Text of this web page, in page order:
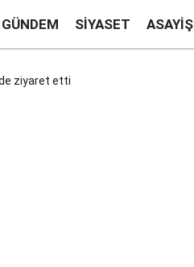
GÜNDEM SIYASET ASAYIŞ
ziyaret etti